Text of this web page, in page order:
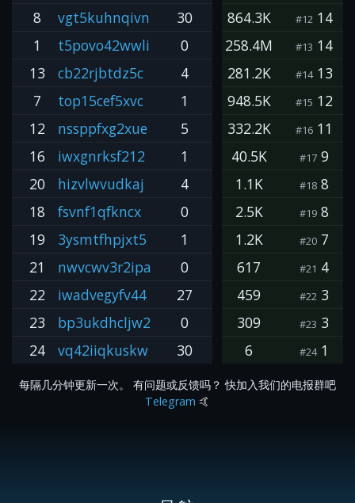
8
vgt5kuhnqivn 30 864.3K #12 14
1
t5povo42wwli 0 258.4M #13 14
13
cb22rjbtdz5c 4 281.2K #1413
7
top15cef5xvc 1 948.5K #15 12
12
nssppfxg2xue 5 332.2K #1611
16
iwxgnrksf212 1 40.5K #179
20
hizvlwvudkaj 4 1.1K #188
18
fsvnf1qfkncx 0 2.5K #198
19
3ysmtfhpjxt5 1 1.2K #207
21
nwvcwv3r2ipa 0 617 #21 4
22
iwadvegyfv44 27 459 #22 3
23
bp3ukdhcljw2 0 309 #23 3
24
vq42iiqkuskw 30 6 #241
每隔几分钟更新一次。 有问题或反馈吗？ 快加入我们的电报群吧
Telegram 🤙